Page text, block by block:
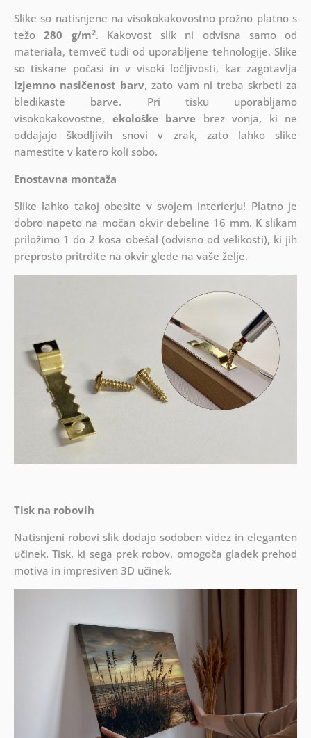
Slike so natisnjene na visokokakovostno prožno platno s
težo280 g/m2. Kakovost slik ni odvisna samo od
materiala, temveč tudi od uporabljene tehnologije. Slike
so tiskane počasi in v visoki ločljivosti, kar zagotavlja
izjemno nasičenost barv, zato vam ni treba skrbeti za
bledikaste barve. Pri tisku uporabljamo
visokokakovostne, ekološke barve brez vonja, ki ne
oddajajo škodljivih snovi v zrak, zato lahko slike
namestite v katero koli sobo.
Enostavna montaža
Slike lahko takoj obesite v svojem interierju! Platno je
dobro napeto na močan okvir debeline 16 mm. K slikam
priložimo 1 do 2 kosa obešal (odvisno od velikosti), ki jih
preprosto pritrdite na okvir glede na vaše želje.
Tisk na robovih
Natisnjeni robovi slik dodajo sodoben videz in eleganten
učinek. Tisk, ki sega prek robov, omogoča gladek prehod
motiva in impresiven 3D učinek.